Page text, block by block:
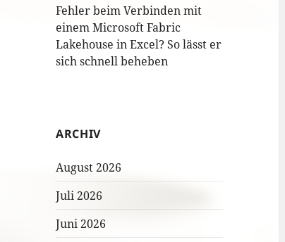
Fehler beim Verbinden mit
einem Microsoft Fabric
Lakehouse in Excel? So lässt er
sich schnell beheben
ARCHIV
August 2026
Juli 2026
Juni 2026